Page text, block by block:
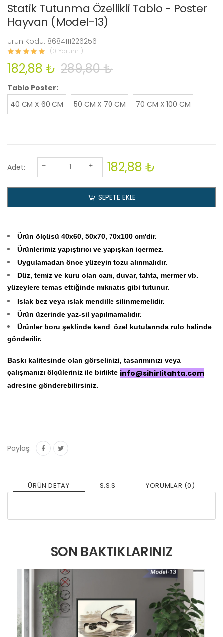
Statik Tutunma Özellikli Tablo - Poster
Hayvan (Model-13)
Ürün Kodu: 8684111226256
(0 Yorum )
182,88 ₺ 289,80 ₺
Tablo Poster:
40 CM X 60 CM
50 CM X 70 CM 70 CM X 100 CM
Adet: 182,88 ₺
SEPETE EKLE
Ürün ölçüsü 40x60, 50x70, 70x100 cm'dir.
Ürünlerimiz yapıştırıcı ve yapışkan içermez.
Uygulamadan önce yüzeyin tozu alınmalıdır.
Düz, temiz ve kuru olan cam, duvar, tahta, mermer vb.
yüzeylere temas ettiğinde mıknatıs gibi tutunur.
Islak bez veya ıslak mendille silinmemelidir.
Ürün üzerinde yaz-sil yapılmamalıdır.
Ürünler boru şeklinde kendi özel kutularında rulo halinde
gönderilir.
Baskı kalitesinde olan görselinizi, tasarımınızı veya
çalışmanızı ölçüleriniz ile birlikte info@sihirlitahta.com
adresine gönderebilirsiniz.
Paylaş:
ÜRÜN DETAY S.S.S YORUMLAR (0)
SON BAKTIKLARINIZ